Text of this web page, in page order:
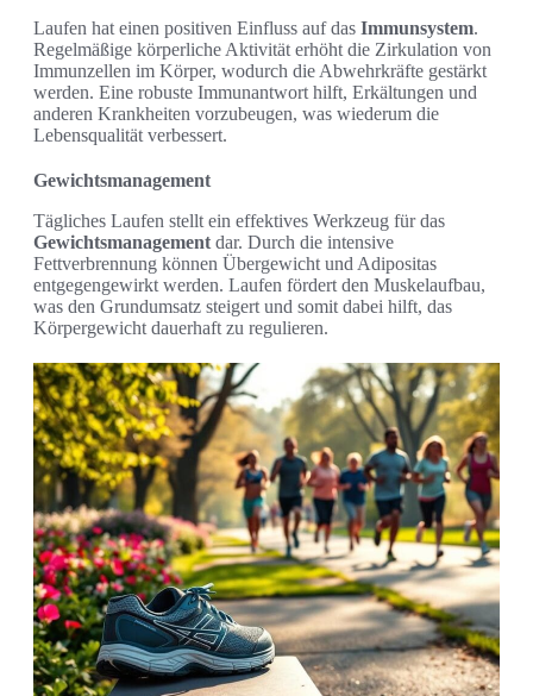
Laufen hat einen positiven Einfluss auf das Immunsystem.
Regelmäßige körperliche Aktivität erhöht die Zirkulation von
Immunzellen im Körper, wodurch die Abwehrkräfte gestärkt
werden. Eine robuste Immunantwort hilft, Erkältungen und
anderen Krankheiten vorzubeugen, was wiederum die
Lebensqualität verbessert.
Gewichtsmanagement
Tägliches Laufen stellt ein effektives Werkzeug für das
Gewichtsmanagement dar. Durch die intensive
Fettverbrennung können Übergewicht und Adipositas
entgegengewirkt werden. Laufen fördert den Muskelaufbau,
was den Grundumsatz steigert und somit dabei hilft, das
Körpergewicht dauerhaft zu regulieren.